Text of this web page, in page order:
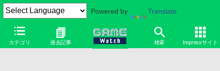
Powered by Translate
カテゴリ 過去記事 検索 Impressサイト